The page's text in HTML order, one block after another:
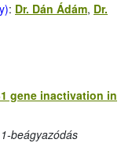
: Dr. Dán Ádám, Dr.
gene inactivation in
beágyazódás